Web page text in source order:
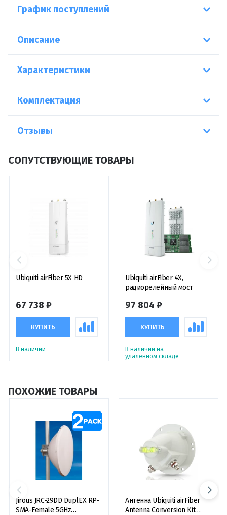
График поступлений
Описание
Характеристики
Комплектация
Отзывы
СОПУТСТВУЮЩИЕ ТОВАРЫ
Ubiquiti airFiber 5X HD
67 738 ₽
КУПИТЬ
В наличии
Ubiquiti airFiber 4X,
радиорелейный мост
97 804 ₽
КУПИТЬ
В наличии на
удаленном складе
ПОХОЖИЕ ТОВАРЫ
Jirous JRC-29DD DuplEX RP-
SMA-Female 5GHz
Антенна Ubiquiti airFiber
Antenna Conversion Kit